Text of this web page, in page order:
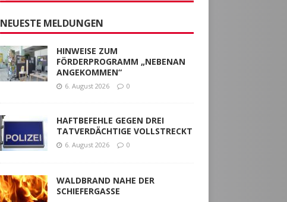
NEUESTE MELDUNGEN
HINWEISE ZUM
FÖRDERPROGRAMM „NEBENAN
ANGEKOMMEN“
6. August 2026 0
HAFTBEFEHLE GEGEN DREI
TATVERDÄCHTIGE VOLLSTRECKT
6. August 2026 0
WALDBRAND NAHE DER
SCHIEFERGASSE